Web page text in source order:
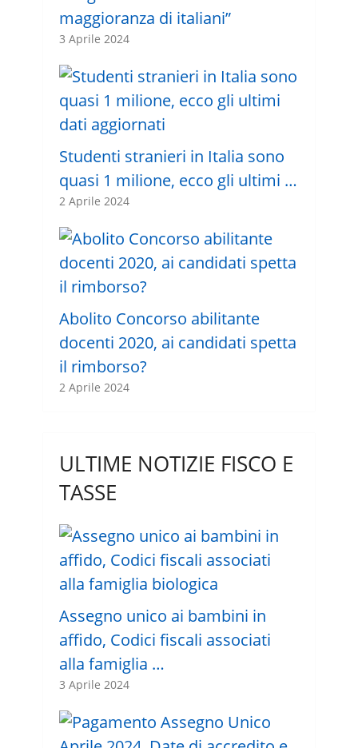
maggioranza di italiani”
3 Aprile 2024
Studenti stranieri in Italia sono
quasi 1 milione, ecco gli ultimi …
2 Aprile 2024
Abolito Concorso abilitante
docenti 2020, ai candidati spetta
il rimborso?
2 Aprile 2024
ULTIME NOTIZIE FISCO E
TASSE
Assegno unico ai bambini in
affido, Codici fiscali associati
alla famiglia …
3 Aprile 2024